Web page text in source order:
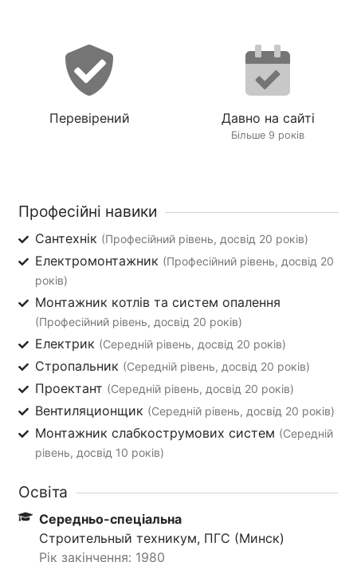
Перевірений Давно на сайті
Більше 9 років
Професійні навики
Сантехнік (Професійний рівень, досвід 20 років)
Електромонтажник (Професійний рівень, досвід 20
років)
Монтажник котлів та систем опалення
(Професійний рівень, досвід 20 років)
Електрик (Середній рівень, досвід 20 років)
Стропальник (Середній рівень, досвід 20 років)
Проектант (Середній рівень, досвід 20 років)
Вентиляционщик (Середній рівень, досвід 20 років)
Монтажник слабкострумових систем (Середній
рівень, досвід 10 років)
Освіта
Середньо-спеціальна
Строительный техникум, ПГС (Минск)
Рік закінчення: 1980